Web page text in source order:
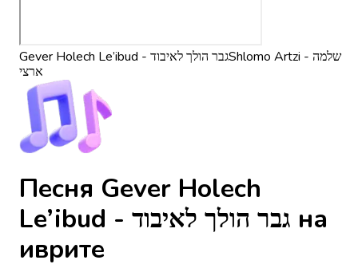
Gever Holech Le’ibud - גבר הולך לאיבודShlomo Artzi - שלמה
ארצי
Песня Gever Holech
Le’ibud - גבר הולך לאיבוד на
иврите